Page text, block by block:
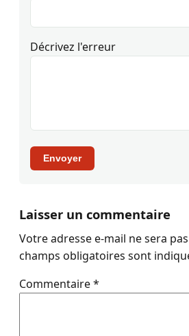
Décrivez l'erreur
Envoyer
Laisser un commentaire
Votre adresse e-mail ne sera
champs obligatoires sont
Commentaire*